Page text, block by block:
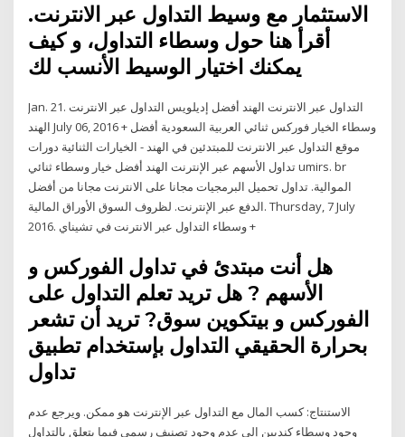
الاستثمار مع وسيط التداول عبر الانترنت.
أقرأ هنا حول وسطاء التداول، و كيف
يمكنك اختيار الوسيط الأنسب لك
Jan. 21. التداول عبر الانترنت الهند أفضل إديلويس التداول عبر الانترنت
الهند July 06, 2016 + وسطاء الخيار فوركس ثنائي العربية السعودية أفضل
موقع التداول عبر الانترنت للمبتدئين في الهند - الخيارات الثنائية دورات
تداول الأسهم عبر الإنترنت الهند أفضل خيار وسطاء ثنائي umirs. br
الموالية. تداول تحميل البرمجيات مجانا على الانترنت مجانا من أفضل
الدفع عبر الإنترنت. لظروف السوق الأوراق المالية. Thursday, 7 July
2016. وسطاء التداول عبر الانترنت في تشيناي +
هل أنت مبتدئ في تداول الفوركس و
الأسهم ? هل تريد تعلم التداول على
الفوركس و بيتكوين سوق? تريد أن تشعر
بحرارة الحقيقي التداول بإستخدام تطبيق
تداول
الاستنتاج: كسب المال مع التداول عبر الإنترنت هو ممكن. ويرجع عدم
وجود وسطاء كنديين إلى عدم وجود تصنيف رسمي فيما يتعلق بالتداول